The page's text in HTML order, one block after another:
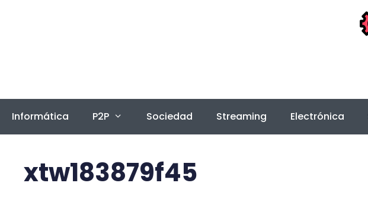
Informática P2P Sociedad Streaming Electrónica
xtw183879f45